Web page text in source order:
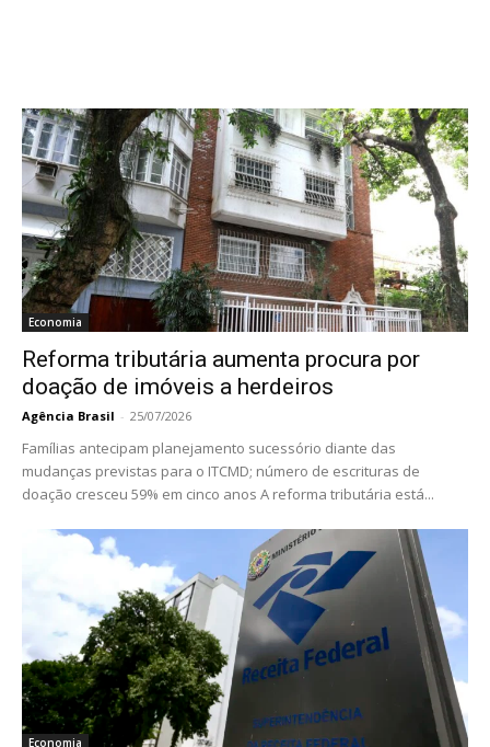
Economia
Reforma tributária aumenta procura por
doação de imóveis a herdeiros
Agência Brasil - 25/07/2026
Famílias antecipam planejamento sucessório diante das
mudanças previstas para o ITCMD; número de escrituras de
doação cresceu 59% em cinco anos A reforma tributária está...
Economia